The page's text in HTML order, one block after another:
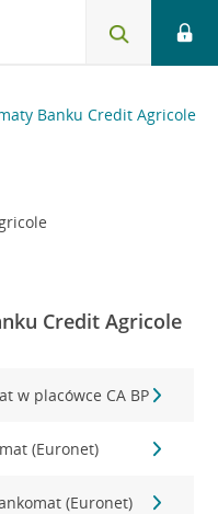
Banku Credit Agricole
Credit Agricole
w placówce CA BP
(Euronet)
(Euronet)